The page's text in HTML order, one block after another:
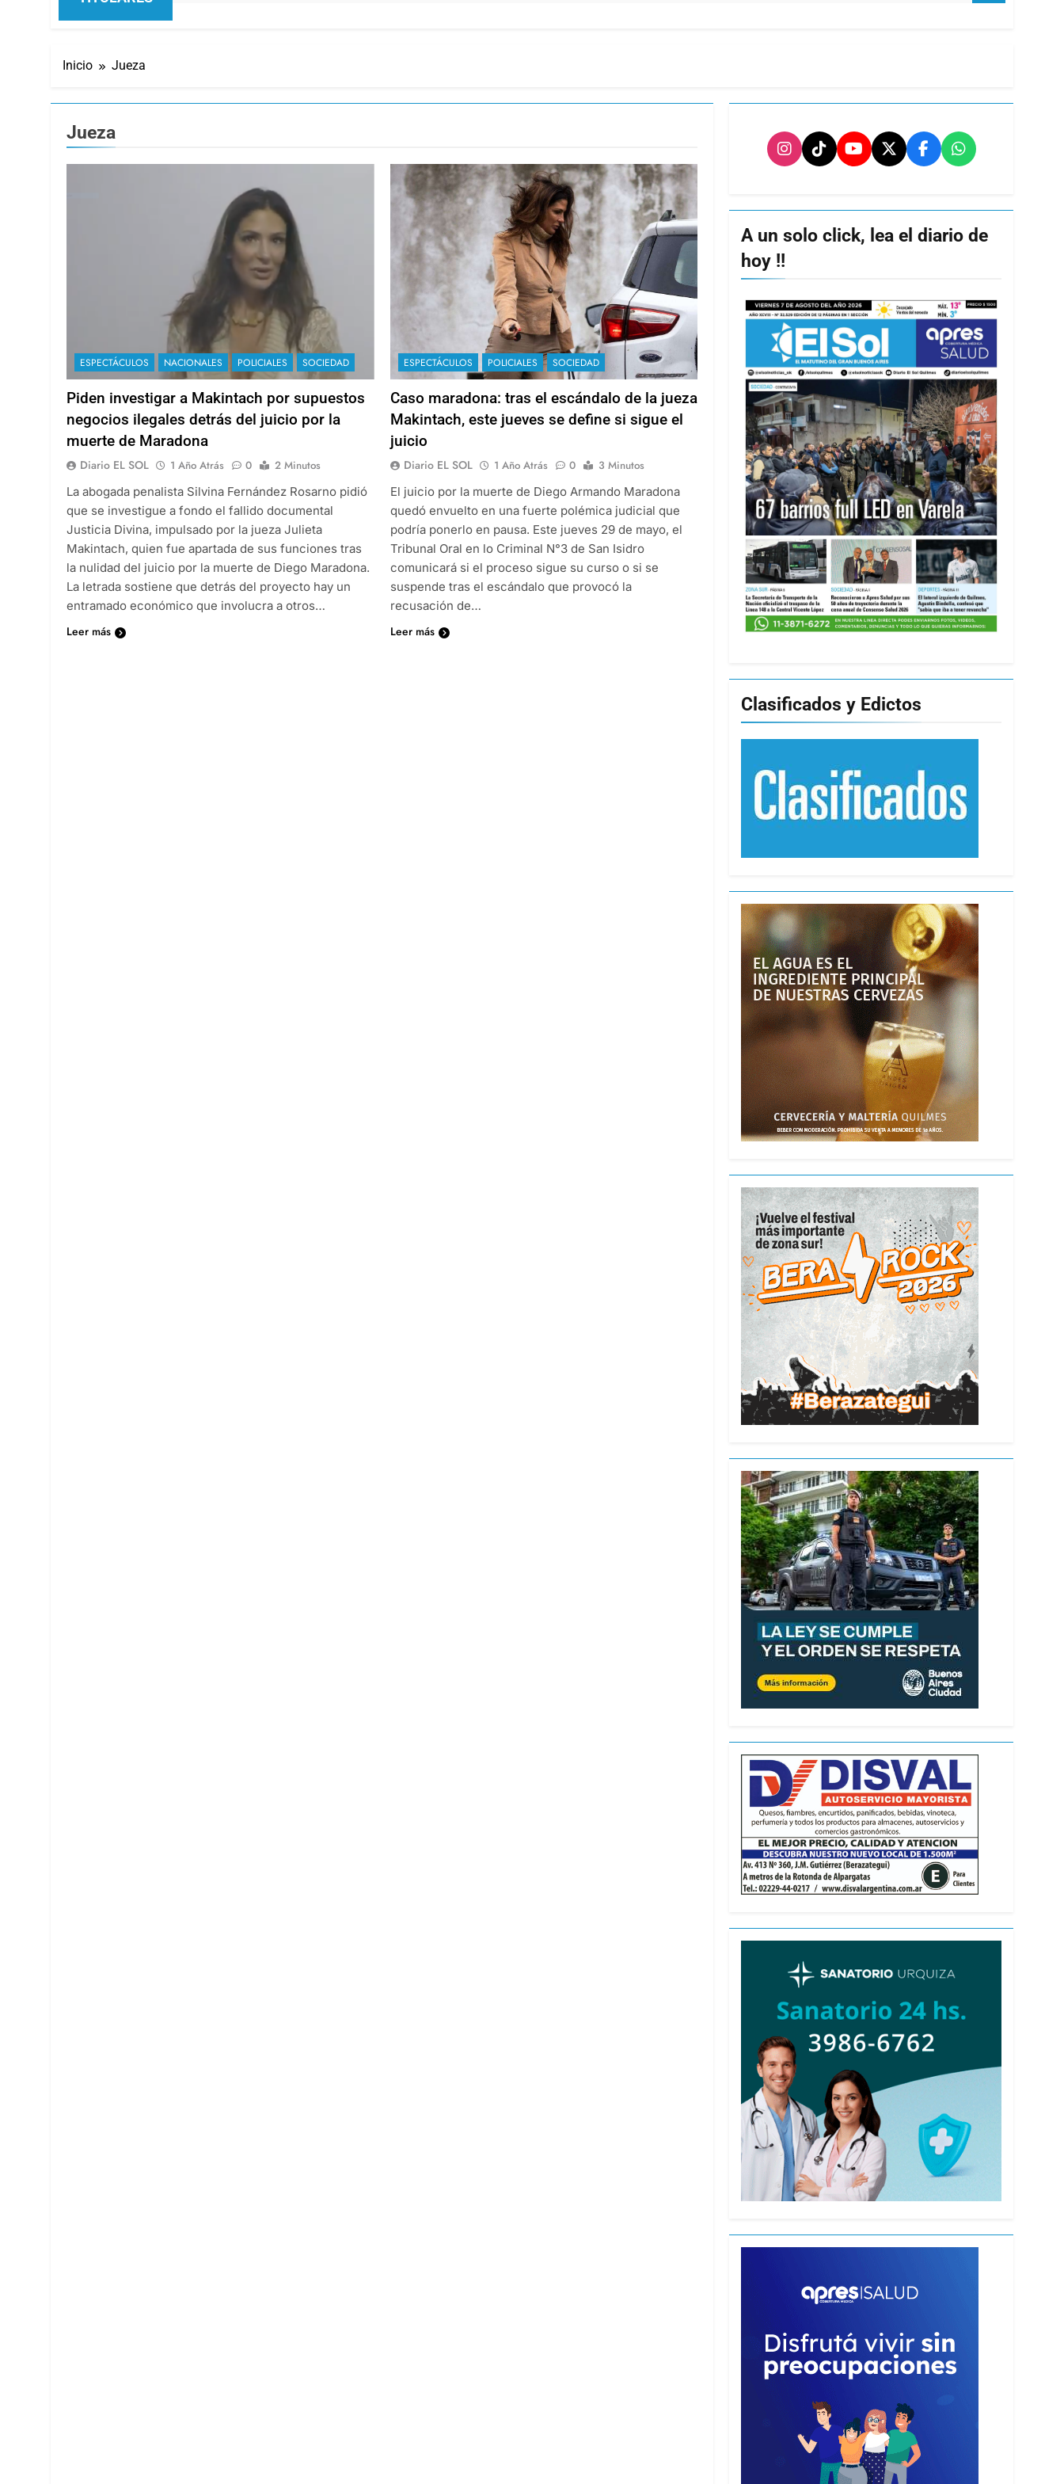
Inicio Jueza
Jueza
ESPECTÁCULOS NACIONALES POLICIALES SOCIEDAD
Piden investigar a Makintach por supuestos
negocios ilegales detrás del juicio por la
muerte de Maradona
Diario EL SOL 1 Año Atrás 0
2 Minutos
La abogada penalista Silvina Fernández Rosarno pidió
que se investigue a fondo el fallido documental
Justicia Divina, impulsado por la jueza Julieta
Makintach, quien fue apartada de sus funciones tras
la nulidad del juicio por la muerte de Diego Maradona.
La letrada sostiene que detrás del proyecto hay un
entramado económico que involucra a otros…
Leer más
ESPECTÁCULOS POLICIALES SOCIEDAD
Caso maradona: tras el escándalo de la jueza
Makintach, este jueves se define si sigue el
juicio
Diario EL SOL 1 Año Atrás 0
3 Minutos
El juicio por la muerte de Diego Armando Maradona
quedó envuelto en una fuerte polémica judicial que
podría ponerlo en pausa. Este jueves 29 de mayo, el
Tribunal Oral en lo Criminal N°3 de San Isidro
comunicará si el proceso sigue su curso o si se
suspende tras el escándalo que provocó la
recusación de…
Leer más
A un solo click, lea el diario de
hoy !!
Clasificados y Edictos